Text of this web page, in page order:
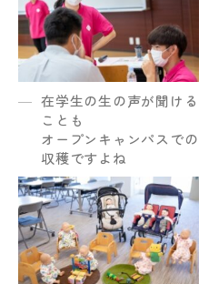
在学生の生の声が聞ける
ことも
オープンキャンパスでの
収穫ですよね